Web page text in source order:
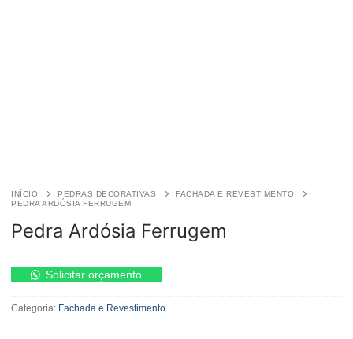
INÍCIO PEDRAS DECORATIVAS
FACHADA E REVESTIMENTO
PEDRA ARDÓSIA FERRUGEM
Pedra Ardósia Ferrugem
Ardósia
quantidade
Solicitar orçamento
Categoria: Fachada e Revestimento